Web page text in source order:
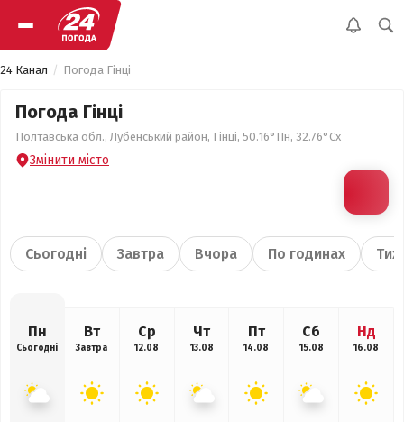
24 Канал Погода Гінці
Погода Гінці
Полтавська обл., Лубенський район, Гінці, 50.16°Пн, 32.76°Сх
Змінити місто
Сьогодні Завтра Вчора По годинах
Пн
Сьогодні
Вт
Завтра
Ср
12.08
Чт
13.08
Пт
14.08
Сб
15.08
Нд
16.08